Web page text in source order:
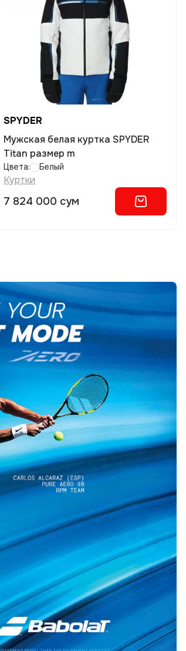
SPYDER
Мужская белая куртка SPYDER
Titan размер m
Цвета: Белый
Куртки
7 824 000 сум